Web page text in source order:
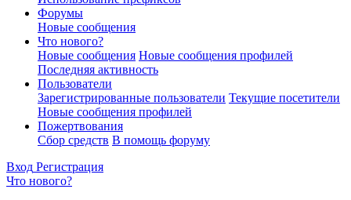
Форумы
Новые сообщения
Что нового?
Новые сообщения Новые сообщения профилей
Последняя активность
Пользователи
Зарегистрированные пользователи Текущие посетители
Новые сообщения профилей
Пожертвования
Сбор средств В помощь форуму
Вход Регистрация
Что нового?